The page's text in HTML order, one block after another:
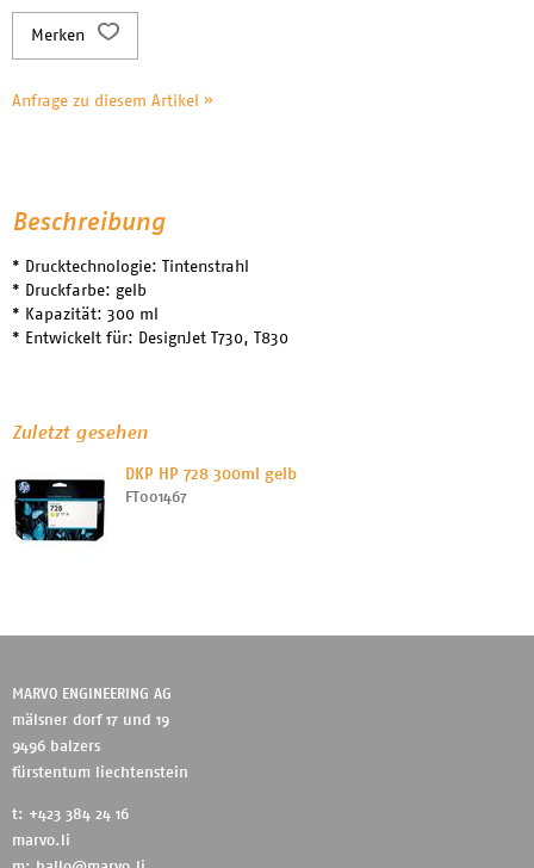
Merken
Anfrage zu diesem Artikel »
Beschreibung
* Drucktechnologie: Tintenstrahl
* Druckfarbe: gelb
* Kapazität: 300 ml
* Entwickelt für: DesignJet T730, T830
Zuletzt gesehen
DKP HP 728 300ml gelb
FT001467
MARVO ENGINEERING AG
mälsner dorf 17 und 19
9496 balzers
fürstentum liechtenstein
t: +423 384 24 16
marvo.li